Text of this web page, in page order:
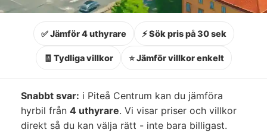
✅ Jämför 4 uthyrare ⚡ Sök pris på 30 sek
🧾 Tydliga villkor ⭐ Jämför villkor enkelt
Snabbt svar: i Piteå Centrum kan du jämföra
hyrbil från 4 uthyrare. Vi visar priser och villkor
direkt så du kan välja rätt - inte bara billigast.